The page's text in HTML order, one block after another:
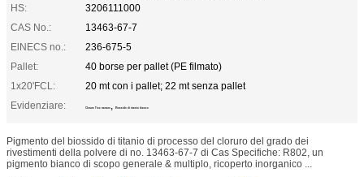
HS:
3206111000
CAS No.:
13463-67-7
ElNECS no.:
236-675-5
Pallet:
40 borse per pallet (PE filmato)
1x20'FCL:
20 mt con i pallet; 22 mt senza pallet
Evidenziare:
Cloruro Tio2 trattato , Biossido di titanio bianco
Pigmento del biossido di titanio di processo del cloruro del grado dei
rivestimenti della polvere di no. 13463-67-7 di Cas Specifiche: R802, un
pigmento bianco di scopo generale & multiplo, ricoperto inorganico ...